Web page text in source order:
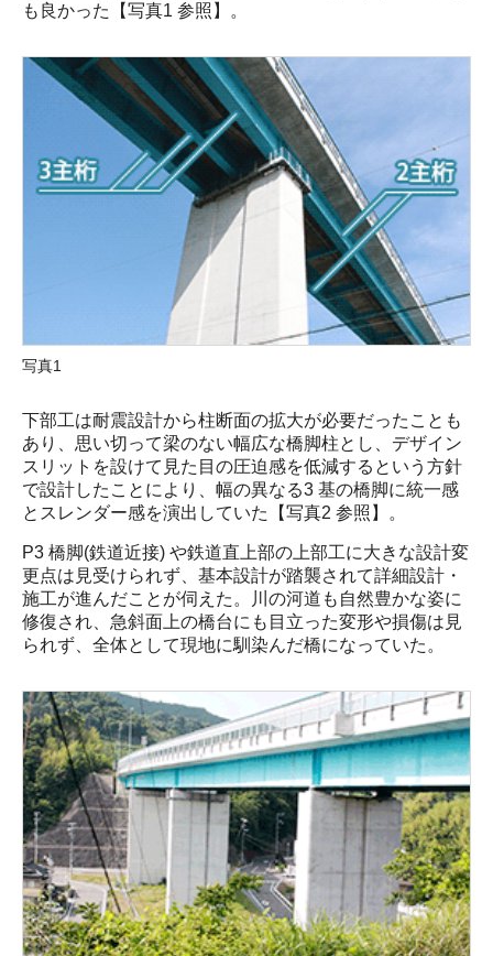
も良かった【写真1 参照】。
写真1
下部工は耐震設計から柱断面の拡大が必要だったことも
あり、思い切って梁のない幅広な橋脚柱とし、デザイン
スリットを設けて見た目の圧迫感を低減するという方針
で設計したことにより、幅の異なる3 基の橋脚に統一感
とスレンダー感を演出していた【写真2 参照】。
P3 橋脚(鉄道近接) や鉄道直上部の上部工に大きな設計変
更点は見受けられず、基本設計が踏襲されて詳細設計・
施工が進んだことが伺えた。川の河道も自然豊かな姿に
修復され、急斜面上の橋台にも目立った変形や損傷は見
られず、全体として現地に馴染んだ橋になっていた。